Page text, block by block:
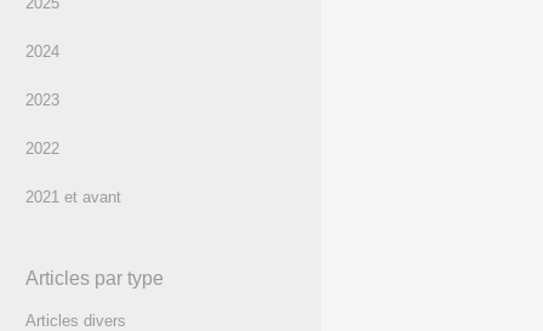
2024
2023
2022
2021 et avant
Articles par type
Articles divers